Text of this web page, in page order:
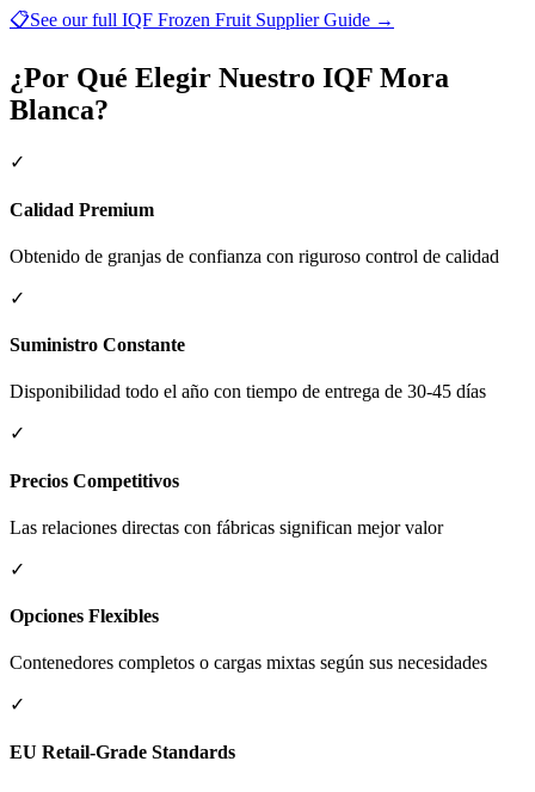
📋See our full IQF Frozen Fruit Supplier Guide →
¿Por Qué Elegir Nuestro IQF Mora
Blanca?
✓
Calidad Premium
Obtenido de granjas de confianza con riguroso control de calidad
✓
Suministro Constante
Disponibilidad todo el año con tiempo de entrega de 30-45 días
✓
Precios Competitivos
Las relaciones directas con fábricas significan mejor valor
✓
Opciones Flexibles
Contenedores completos o cargas mixtas según sus necesidades
✓
EU Retail-Grade Standards